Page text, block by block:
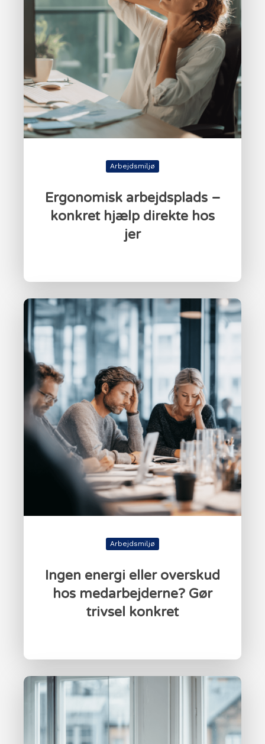
Arbejdsmiljø
Ergonomisk arbejdsplads –
konkret hjælp direkte hos
jer
Arbejdsmiljø
Ingen energi eller overskud
hos medarbejderne? Gør
trivsel konkret